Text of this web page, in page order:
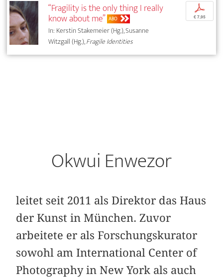
“Fragility is the only thing I really
know about me” ABO
In: Kerstin Stakemeier (Hg.), Susanne
Witzgall (Hg.),Fragile Identities
p
€ 7,95
Okwui Enwezor
leitet seit 2011 als Direktor das Haus
der Kunst in München. Zuvor
arbeitete er als Forschungskurator
sowohl am International Center of
Photography in New York als auch